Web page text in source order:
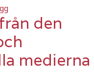
den
medierna